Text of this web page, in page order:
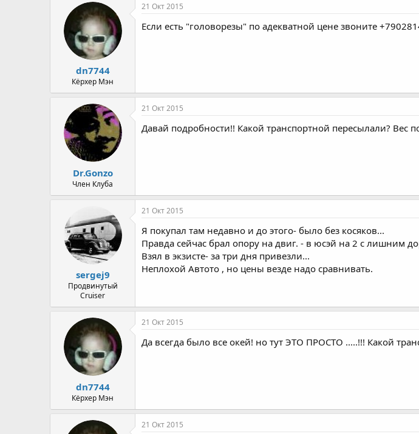
dn7744
Кёрхер Мэн
21 Окт 2015
Если есть "головорезы" по адекватной цене звоните
Dr.Gonzo
Член Клуба
21 Окт 2015
Давай подробности!! Какой транспортной пересылали? Вес
sergej9
Продвинутый
Cruiser
21 Окт 2015
Я покупал там недавно и до этого- было без косяков...
Правда сейчас брал опору на двиг. - в юсэй на 2 с лишним
Взял в экзисте- за три дня привезли...
Неплохой Автото , но цены везде надо сравнивать.
dn7744
Кёрхер Мэн
21 Окт 2015
Да всегда было все окей! но тут ЭТО ПРОСТО .....!!! Какой
21 Окт 2015